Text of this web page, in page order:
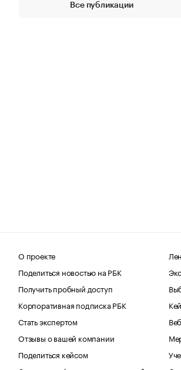
Все публикации
О проекте
Поделиться новостью на РБК
Получить пробный доступ
Корпоративная подписка РБК
Стать экспертом
Отзывы о вашей компании
Поделиться кейсом